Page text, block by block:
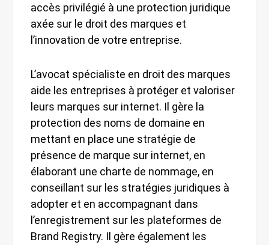
accès privilégié à une protection juridique
axée sur le droit des marques et
l’innovation de votre entreprise.
L’avocat spécialiste en droit des marques
aide les entreprises à protéger et valoriser
leurs marques sur internet. Il gère la
protection des noms de domaine en
mettant en place une stratégie de
présence de marque sur internet, en
élaborant une charte de nommage, en
conseillant sur les stratégies juridiques à
adopter et en accompagnant dans
l’enregistrement sur les plateformes de
Brand Registry. Il gère également les